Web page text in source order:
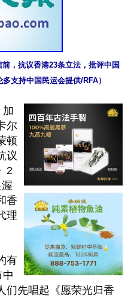
，抗议香港23条立法，批评中国
支持中国民运会提供/RFA）
加
尔
顿
议
2
香
理
有
们先唱起《愿荣光归香